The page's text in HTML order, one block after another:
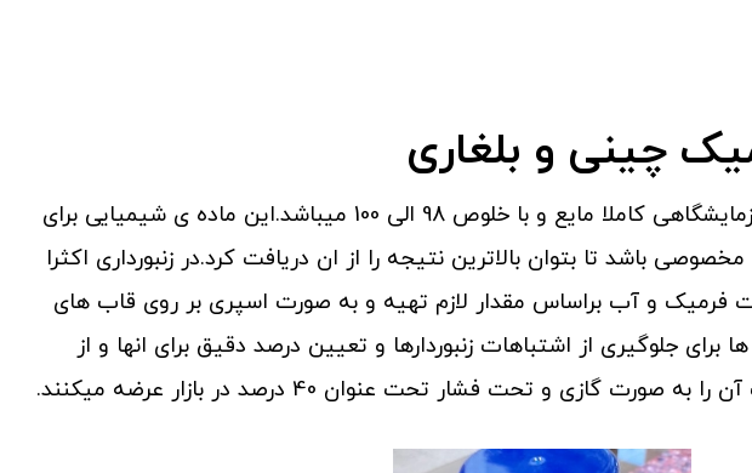
چینی و بلغاری
به صورت آزمایشگاهی کاملا مایع و با خلوص 98 الی 100 میباشد.این ماده ی شیمیایی برای
باشد تا بتوان بالاترین نتیجه را از ان دریافت کرد.در زنبورداری اکثرا
فرمیک و آب براساس مقدار لازم تهیه و به صورت اسپری بر روی قاب های
جلوگیری از اشتباهات زنبوردارها و تعیین درصد دقیق برای انها و از
گازی و تحت فشار تحت عنوان 40 درصد در بازار عرضه میکنند.